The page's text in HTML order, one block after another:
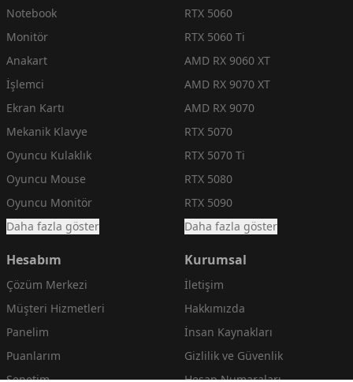
Notebook
Monitör
Anakart
İşlemci
Ekran Kartı
Mekanik Klavye
Oyuncu Kulaklık
Oyuncu Mouse
Oyuncu Monitör
Daha fazla göster
RTX 5060
RTX 5060 Ti
AMD RX 9060 XT
AMD RX 9070 XT
AMD RX 9070
RTX 5070
RTX 5070 Ti
RTX 5080
RTX 5090
Daha fazla göster
Hesabım
Çözüm Merkezi
Müşteri Hizmetleri
Panelim
Puanlarım
Kurumsal
İletişim
Hakkımızda
İnsan Kaynakları
Gizlilik ve Güvenlik